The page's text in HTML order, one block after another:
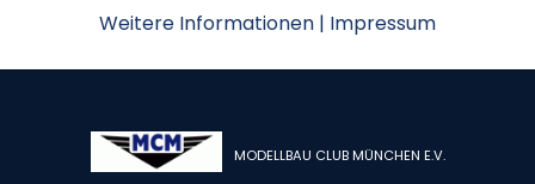
MODELLBAU CLUB MÜNCHEN E.V.
Weitere Informationen | Impressum